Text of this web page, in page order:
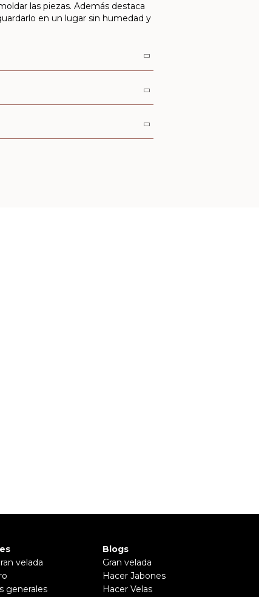
las piezas. Además destaca
en un lugar sin humedad y
velada
generales
Blogs
Gran velada
Hacer Jabones
Hacer Velas